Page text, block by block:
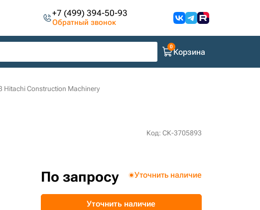
+7 (499) 394-50-93
Обратный звонок
Корзина
Construction Machinery
Код: СК-3705893
По запросу Уточнить наличие
Уточнить наличие